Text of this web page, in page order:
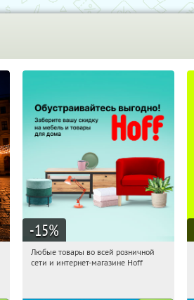
-15%
09:18:02 Получили:
Любые товары во всей розничной
сети и интернет-магазине Hoff